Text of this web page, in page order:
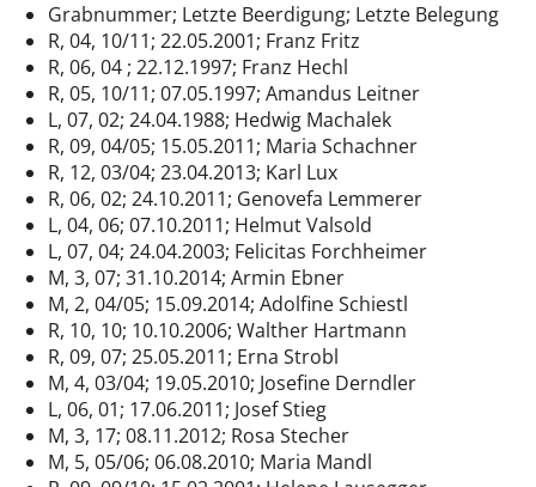
Grabnummer; Letzte Beerdigung; Letzte Belegung
R, 04, 10/11; 22.05.2001; Franz Fritz
R, 06, 04 ; 22.12.1997; Franz Hechl
R, 05, 10/11; 07.05.1997; Amandus Leitner
L, 07, 02; 24.04.1988; Hedwig Machalek
R, 09, 04/05; 15.05.2011; Maria Schachner
R, 12, 03/04; 23.04.2013; Karl Lux
R, 06, 02; 24.10.2011; Genovefa Lemmerer
L, 04, 06; 07.10.2011; Helmut Valsold
L, 07, 04; 24.04.2003; Felicitas Forchheimer
M, 3, 07; 31.10.2014; Armin Ebner
M, 2, 04/05; 15.09.2014; Adolfine Schiestl
R, 10, 10; 10.10.2006; Walther Hartmann
R, 09, 07; 25.05.2011; Erna Strobl
M, 4, 03/04; 19.05.2010; Josefine Derndler
L, 06, 01; 17.06.2011; Josef Stieg
M, 3, 17; 08.11.2012; Rosa Stecher
M, 5, 05/06; 06.08.2010; Maria Mandl